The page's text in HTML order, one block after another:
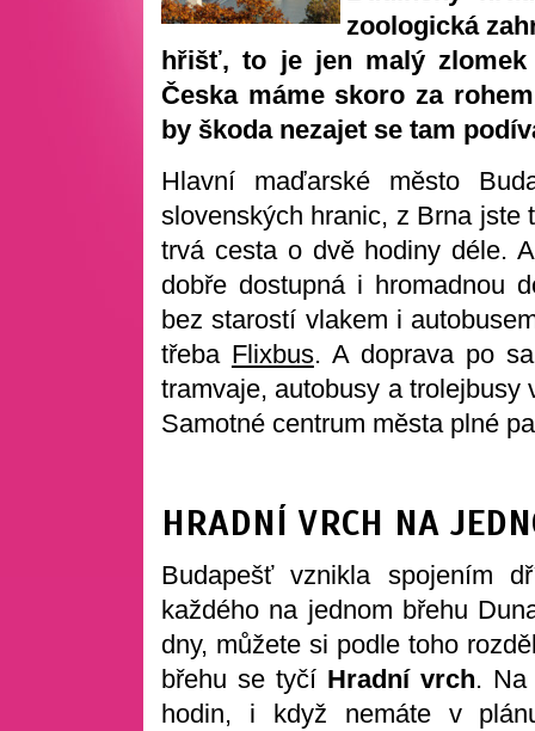
zoologická
hřišť, to je jen malý
Česka máme skoro za
by škoda nezajet se tam
Hlavní maďarské město
slovenských hranic, z Brna jste
trvá cesta o dvě hodiny déle.
dobře dostupná i hromadnou
bez starostí vlakem i
třeba Flixbus. A doprava po
tramvaje, autobusy a
Samotné centrum města plné
HRADNÍ VRCH NA
Budapešť vznikla spojením
každého na jednom břehu
dny, můžete si podle toho
břehu se tyčí Hradní vrch. Na
hodin, i když nemáte v